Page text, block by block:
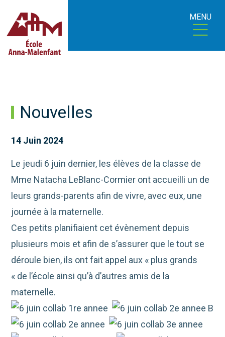
MENU
Nouvelles
14 Juin 2024
Le jeudi 6 juin dernier, les élèves de la classe de
Mme Natacha LeBlanc-Cormier ont accueilli un de
leurs grands-parents afin de vivre, avec eux, une
journée à la maternelle.
Ces petits planifiaient cet évènement depuis
plusieurs mois et afin de s’assurer que le tout se
déroule bien, ils ont fait appel aux « plus grands
« de l’école ainsi qu’à d’autres amis de la
maternelle.